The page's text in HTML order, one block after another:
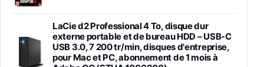
LaCie d2 Professional 4 To, disque dur
externe portable et de bureau HDD – USB-C
USB 3.0, 7 200 tr/min, disques d'entreprise,
pour Mac et PC, abonnement de 1 mois à